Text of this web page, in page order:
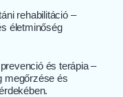
rehabilitáció –
életminőség
és terápia –
megőrzése és